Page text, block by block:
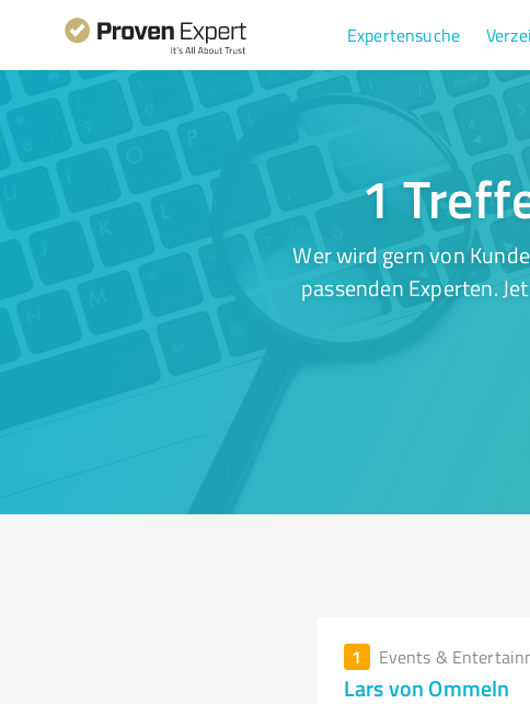
Expertensuche
1
Wer wird gern von
passenden Experten.
1 Events &
Lars von Ommeln